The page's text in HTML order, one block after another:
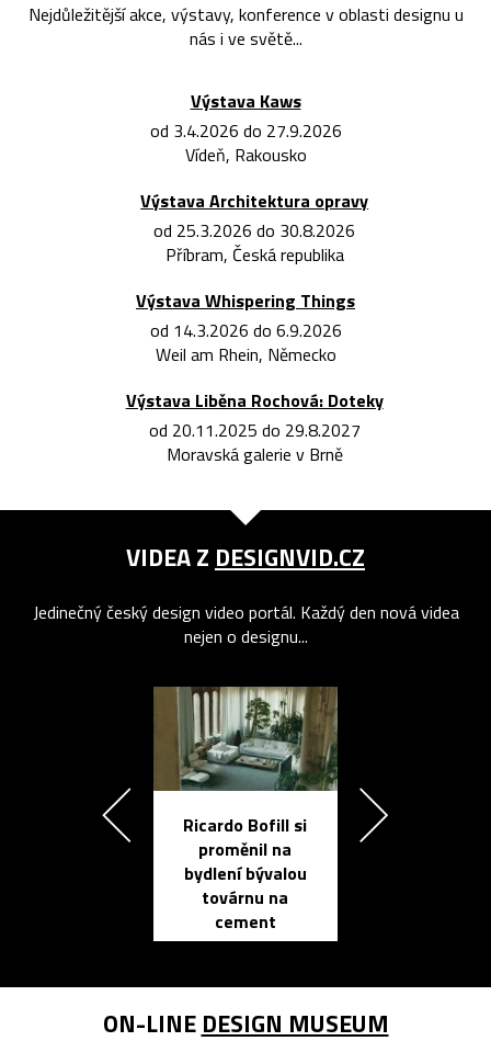
Nejdůležitější akce, výstavy, konference v oblasti designu u
nás i ve světě...
Výstava Kaws
od 3.4.2026 do 27.9.2026
Vídeň, Rakousko
Výstava Architektura opravy
od 25.3.2026 do 30.8.2026
Příbram, Česká republika
Výstava Whispering Things
od 14.3.2026 do 6.9.2026
Weil am Rhein, Německo
Výstava Liběna Rochová: Doteky
od 20.11.2025 do 29.8.2027
Moravská galerie v Brně
VIDEA Z DESIGNVID.CZ
Jedinečný český design video portál. Každý den nová videa
nejen o designu...
Ricardo Bofill si
proměnil na
bydlení bývalou
továrnu na
cement
ON-LINE DESIGN MUSEUM